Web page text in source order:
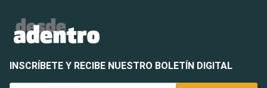
INSCRÍBETE Y RECIBE NUESTRO BOLETÍN DIGITAL